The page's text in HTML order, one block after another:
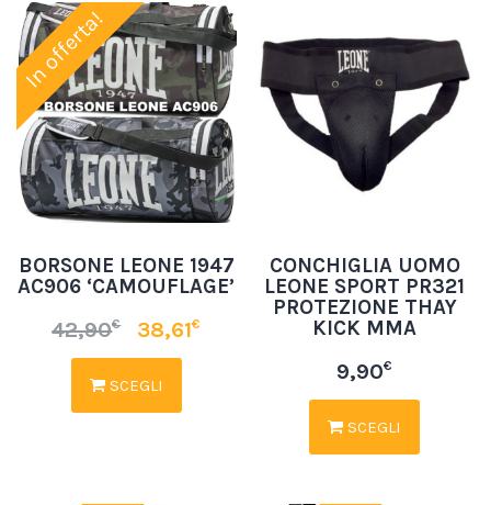
In offerta!
BORSONE LEONE 1947
AC906 ‘CAMOUFLAGE’
42,90€ 38,61€
SCEGLI
CONCHIGLIA UOMO
LEONE SPORT PR321
PROTEZIONE THAY
KICK MMA
9,90€
SCEGLI